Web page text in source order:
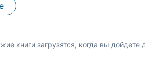
книги загрузятся, когда вы дойдете